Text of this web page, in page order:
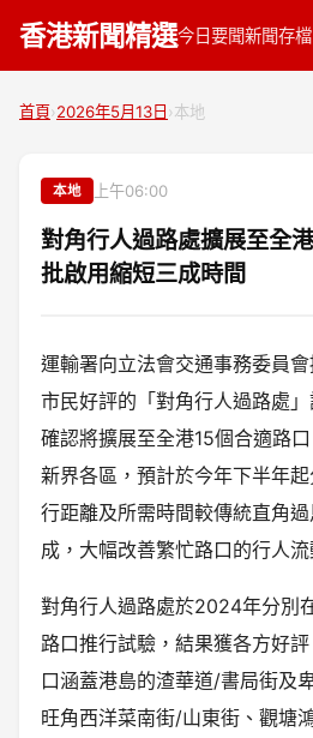
香港新聞精選今日要聞新聞存檔
首頁›2026年5月13日 ›本地
本地 上午06:00
對角行人過路處擴展至全
批啟用縮短三成時間
運輸署向立法會交通事務委員
市民好評的「對角行人過路處」
確認將擴展至全港15個合適路
新界各區，預計於今年下半年
行距離及所需時間較傳統直角
成，大幅改善繁忙路口的行人流
對角行人過路處於2024年分別
路口推行試驗，結果獲各方好
口涵蓋港島的渣華道/書局街及
旺角西洋菜南街/山東街、觀塘